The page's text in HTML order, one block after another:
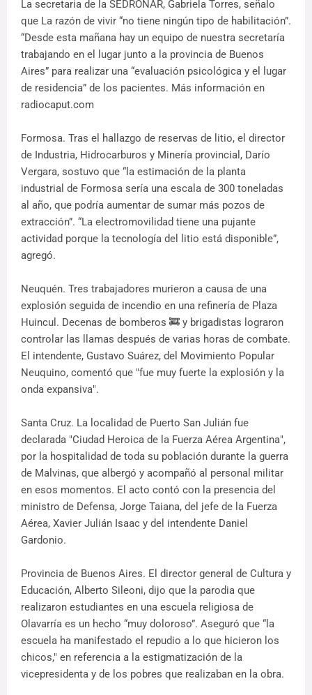
La secretaria de la SEDRONAR, Gabriela Torres, señalo
que La razón de vivir “no tiene ningún tipo de habilitación”.
“Desde esta mañana hay un equipo de nuestra secretaría
trabajando en el lugar junto a la provincia de Buenos
Aires” para realizar una “evaluación psicológica y el lugar
de residencia” de los pacientes. Más información en
radiocaput.com
Formosa. Tras el hallazgo de reservas de litio, el director
de Industria, Hidrocarburos y Minería provincial, Darío
Vergara, sostuvo que “la estimación de la planta
industrial de Formosa sería una escala de 300 toneladas
al año, que podría aumentar de sumar más pozos de
extracción”. “La electromovilidad tiene una pujante
actividad porque la tecnología del litio está disponible”,
agregó.
Neuquén. Tres trabajadores murieron a causa de una
explosión seguida de incendio en una refinería de Plaza
Huincul. Decenas de bomberos 🚒 y brigadistas lograron
controlar las llamas después de varias horas de combate.
El intendente, Gustavo Suárez, del Movimiento Popular
Neuquino, comentó que "fue muy fuerte la explosión y la
onda expansiva".
Santa Cruz. La localidad de Puerto San Julián fue
declarada "Ciudad Heroica de la Fuerza Aérea Argentina",
por la hospitalidad de toda su población durante la guerra
de Malvinas, que albergó y acompañó al personal militar
en esos momentos. El acto contó con la presencia del
ministro de Defensa, Jorge Taiana, del jefe de la Fuerza
Aérea, Xavier Julián Isaac y del intendente Daniel
Gardonio.
Provincia de Buenos Aires. El director general de Cultura y
Educación, Alberto Sileoni, dijo que la parodia que
realizaron estudiantes en una escuela religiosa de
Olavarría es un hecho “muy doloroso”. Aseguró que “la
escuela ha manifestado el repudio a lo que hicieron los
chicos," en referencia a la estigmatización de la
vicepresidenta y de los pobres que realizaban en la obra.